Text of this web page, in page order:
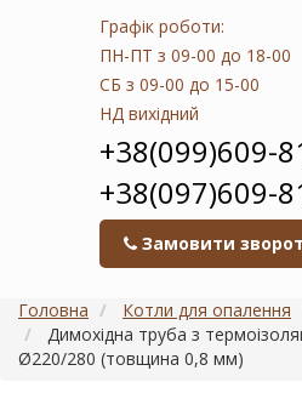
Графік роботи:
ПН-ПТ з 09-00 до 18-00
СБ з 09-00 до 15-00
НДвихідний
+38(099)609-
+38(097)609-
Замовити
Головна Котли для опалення
Димохідна труба з
Ø220/280 (товщина 0,8 мм)